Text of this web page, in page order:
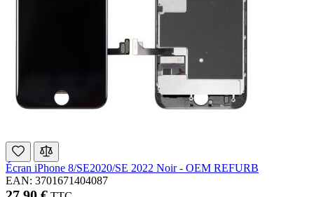
Écran iPhone 8/SE2020/SE 2022 Noir - OEM REFURB
EAN: 3701671404087